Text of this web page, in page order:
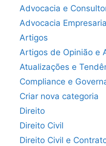
Advocacia e
Advocacia
Artigos
Artigos de Opinião e
Atualizações e
Compliance e
Criar nova categoria
Direito
Direito Civil
Direito Civil e